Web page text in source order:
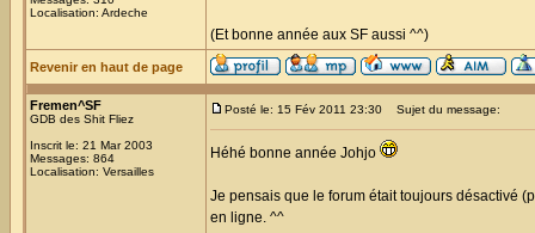
Localisation: Ardeche
(Et bonne année aux SF aussi ^^)
Revenir en haut de page
Fremen^SF
GDB des Shit Fliez
Inscrit le: 21 Mar 2003
Messages: 864
Localisation: Versailles
Posté le: 15 Fév 2011 23:30 Sujet du message:
Héhé bonne année Johjo
Je pensais que le forum était toujours désactivé
en ligne. ^^